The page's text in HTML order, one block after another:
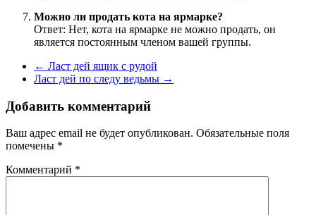
Можно ли продать кота на ярмарке?
Ответ: Нет, кота на ярмарке не можно продать, он
является постоянным членом вашей группы.
← Ласт дей ящик с рудой
Ласт дей по следу ведьмы →
Добавить комментарий
Ваш адрес email не будет опубликован. Обязательные поля
помечены *
Комментарий *